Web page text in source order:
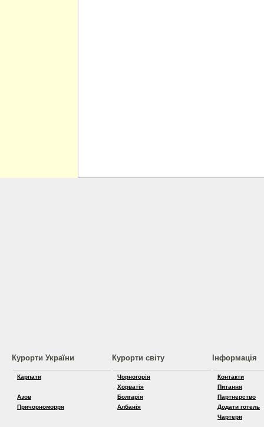
Курорти України
Карпати
Азов
Причорноморря
Курорти світу
Чорногорія
Хорватія
Болгарія
Албанія
Інформація
Контакти
Питання
Партнерство
Додати готель
Чартери